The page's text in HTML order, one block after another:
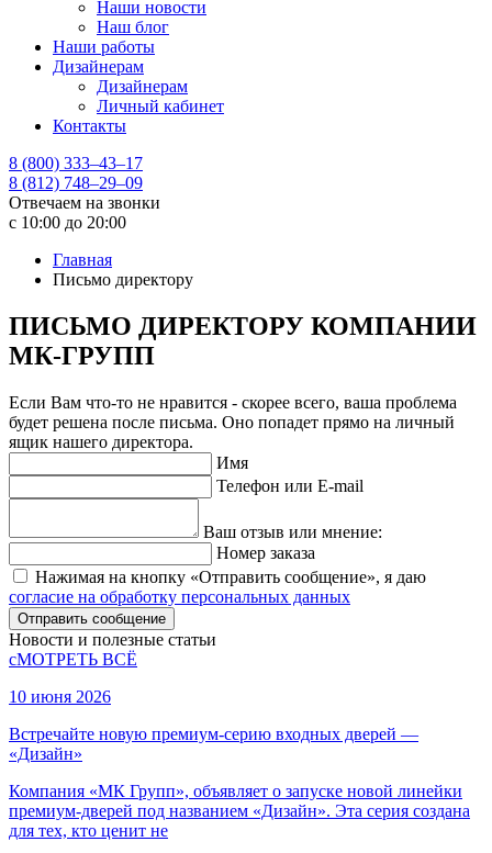
Наши новости
Наш блог
Наши работы
Дизайнерам
Дизайнерам
Личный кабинет
Контакты
8 (800) 333–43–17
8 (812) 748–29–09
Отвечаем на звонки
с 10:00 до 20:00
Главная
Письмо директору
ПИСЬМО ДИРЕКТОРУ КОМПАНИИ
МК-ГРУПП
Если Вам что-то не нравится - скорее всего, ваша проблема
будет решена после письма. Оно попадет прямо на личный
ящик нашего директора.
Имя
Телефон или E-mail
Ваш отзыв или мнение:
Номер заказа
Нажимая на кнопку «Отправить сообщение», я даю
согласие на обработку персональных данных
Отправить сообщение
Новости и полезные статьи
сМОТРЕТЬ ВСЁ
10 июня 2026
Встречайте новую премиум-серию входных дверей —
«Дизайн»
Компания «МК Групп», объявляет о запуске новой линейки
премиум-дверей под названием «Дизайн». Эта серия создана
для тех, кто ценит не